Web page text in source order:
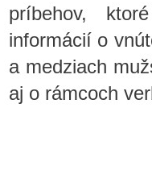
príbehov,
informácií o
a medziach
aj o rámcoch